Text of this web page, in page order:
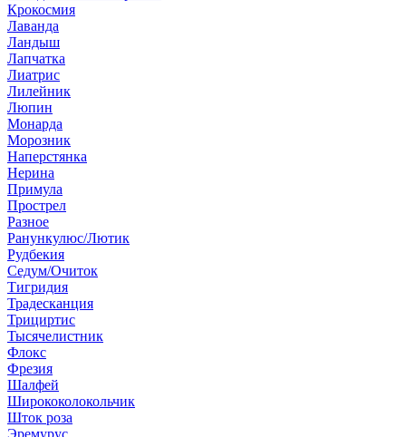
Крокосмия
Лаванда
Ландыш
Лапчатка
Лиатрис
Лилейник
Люпин
Монарда
Морозник
Наперстянка
Нерина
Примула
Прострел
Разное
Ранункулюс/Лютик
Рудбекия
Седум/Очиток
Тигридия
Традесканция
Трициртис
Тысячелистник
Флокс
Фрезия
Шалфей
Ширококолокольчик
Шток роза
Эремурус